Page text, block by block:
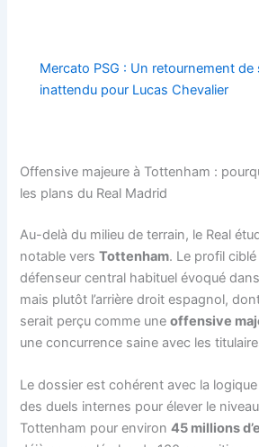
Mercato PSG : Un retournement de
inattendu pour Lucas Chevalier
Offensive majeure à Tottenham :
les plans du Real Madrid
Au-delà du milieu de terrain, le Real
notable versTottenham. Le profil ciblé
défenseur central habituel évoqué
mais plutôt l’arrière droit espagnol,
serait perçu comme uneoffensive
une concurrence saine avec les
Le dossier est cohérent avec la logique
des duels internes pour élever le
Tottenham pour environ45 millions